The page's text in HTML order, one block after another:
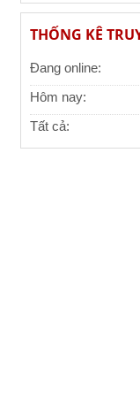
THỐNG KÊ
Đang online:
Hôm nay:
Tất cả: